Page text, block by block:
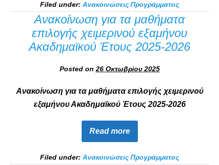
Filed under: Ανακοινώσεις Προγράμματος
Ανακοίνωση για τα μαθήματα
επιλογής χειμερινού εξαμήνου
Ακαδημαϊκού Έτους 2025-2026
Posted on 26 Οκτωβρίου 2025
Ανακοίνωση για τα μαθήματα επιλογής χειμερινού
εξαμήνου Ακαδημαϊκού Έτους 2025-2026
Read more
Filed under: Ανακοινώσεις Προγράμματος